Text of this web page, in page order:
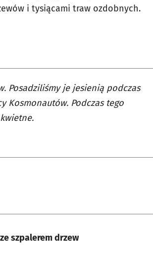
i tysiącami traw ozdobnych.
Posadziliśmy je jesienią podczas
Kosmonautów. Podczas tego
szpalerem drzew